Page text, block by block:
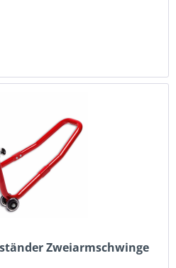
Zweiarmschwinge